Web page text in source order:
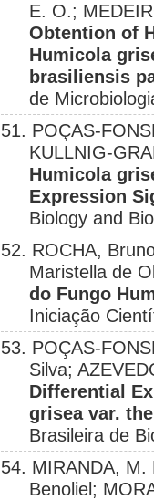
E. O.;
Obtention of
Humicola
brasiliensis
de
51. POÇAS-
KULLNIG-
Humicola
Expression
Biology and
52. ROCHA,
Maristella de
do Fungo
Iniciação
53. POÇAS-
Silva;
Differential
grisea var.
Brasileira de
54. MIRANDA,
Benoliel;